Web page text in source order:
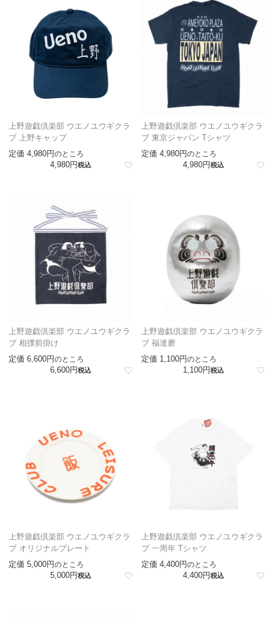
上野遊戯倶楽部 ウエノユウギクラ
ブ 上野キャップ
定価 4,980 のところ
4,980 税込
上野遊戯倶楽部 ウエノユウギクラ
ブ 東京ジャパン Tシャツ
定価 4,980 のところ
4,980 税込
上野遊戯倶楽部 ウエノユウギクラ
ブ 相撲前掛け
定価 6,600 のところ
6,600 税込
上野遊戯倶楽部 ウエノユウギクラ
ブ 福達磨
定価 1,100 のところ
1,100 税込
上野遊戯倶楽部 ウエノユウギクラ
ブ オリジナルプレート
定価 5,000 のところ
5,000 税込
上野遊戯倶楽部 ウエノユウギクラ
ブ 一周年 Tシャツ
定価 4,400 のところ
4,400 税込